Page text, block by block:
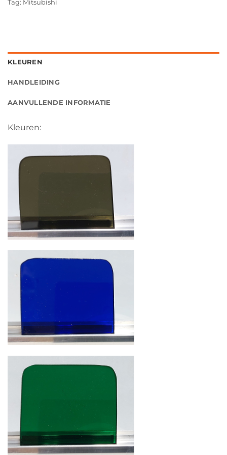
Tag: Mitsubishi
KLEUREN
HANDLEIDING
AANVULLENDE INFORMATIE
Kleuren: